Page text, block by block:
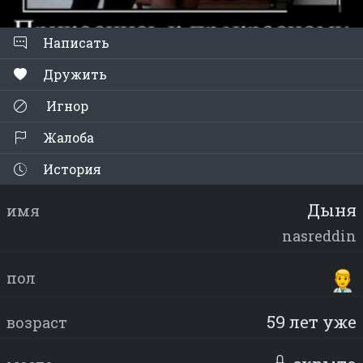
Написать
Дружить
Игнор
Жалоба
История
имя Дыня
nasreddin
пол
возраст 59 лет уже